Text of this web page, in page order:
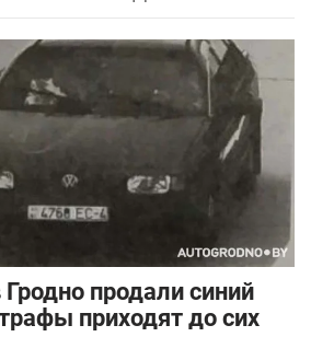
продали синий
приходят до сих